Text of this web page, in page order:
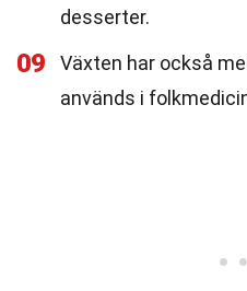
desserter.
09
Växten har också
används i